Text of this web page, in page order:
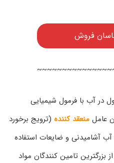
فروش
در آب با فرمول شیمیایی
عامل منعقد کننده (ترویج برخورد
آشامیدنی و ضایعات استفاده
تامین کنندگان مواد